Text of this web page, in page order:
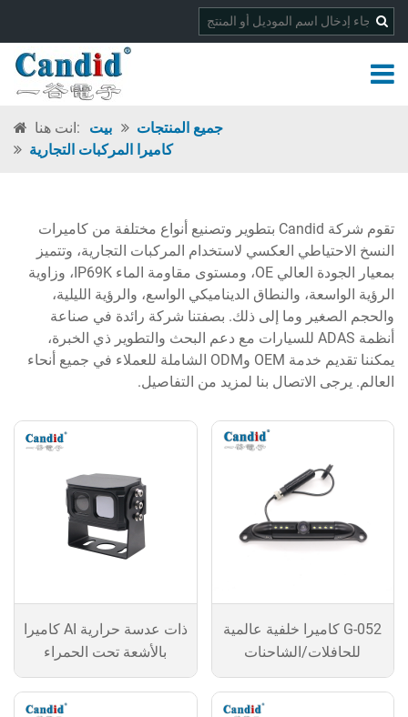
انت هنا: بيت
جميع المنتجات
كاميرا المركبات التجارية
تقوم شركة Candid بتطوير وتصنيع أنواع مختلفة من كاميرات
النسخ الاحتياطي العكسي لاستخدام المركبات التجارية، وتتميز
بمعيار الجودة العالي OE، ومستوى مقاومة الماء IP69K، وزاوية
الرؤية الواسعة، والنطاق الديناميكي الواسع، والرؤية الليلية،
والحجم الصغير وما إلى ذلك. بصفتنا شركة رائدة في صناعة
أنظمة ADAS للسيارات مع دعم البحث والتطوير ذي الخبرة،
يمكننا تقديم خدمة OEM وODM الشاملة للعملاء في جميع أنحاء
العالم. يرجى الاتصال بنا لمزيد من التفاصيل.
كاميرا AI ذات عدسة حرارية
بالأشعة تحت الحمراء
كاميرا خلفية عالمية G-052
للحافلات/الشاحنات